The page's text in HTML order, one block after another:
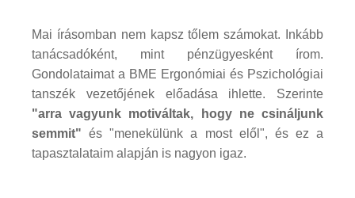
Mai írásomban nem kapsz tőlem számokat. Inkább
tanácsadóként, mint pénzügyesként írom.
Gondolataimat a BME Ergonómiai és Pszichológiai
tanszék vezetőjének előadása ihlette. Szerinte
"arra vagyunk motiváltak, hogy ne csináljunk
semmit" és "menekülünk a most elől", és ez a
tapasztalataim alapján is nagyon igaz.